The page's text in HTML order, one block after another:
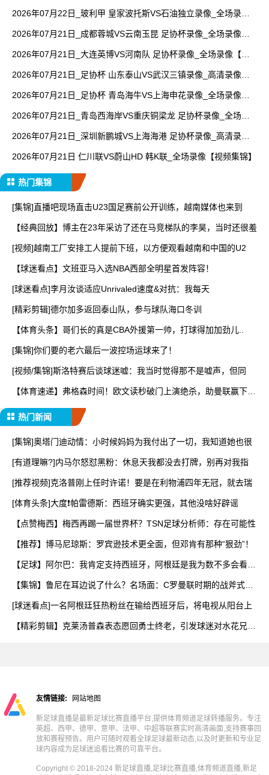
2026年07月22日_玻利甲 皇家波托斯VS石油独立录像_全场录像
2026年07月21日_成都蓉城VS云南玉昆 足协杯录像_全场录像
2026年07月21日_大连英博VS河南队 足协杯录像_全场录像【视
2026年07月21日_足协杯 山东泰山VS武汉三镇录像_高清录像
2026年07月21日_足协杯 青岛海牛VS上海申花录像_全场录像
2026年07月21日_青岛西海岸VS重庆铜梁龙 足协杯录像_全场录
2026年07月21日_深圳新鹏城VS上海海港 足协杯录像_高清录像
2026年07月21日 仁川联VS蔚山HD 韩K联_全场录像【视频集锦】
热门集锦
[集锦]直播吧现场直击U23国足赛前公开训练，越南媒体也来到
【经典回放】博主在23年采访了还在马竞梯队的李昊，当时还很羞
[视频]越南工厂安排工人提前下班，以方便观看越南和中国的U2
【球迷看点】文班亚马入选NBA西部全明星首发阵容！
[球迷看点]李月汝谈适应Unrivaled速度&对抗：我每天
[精彩剪辑]德尔加多返回泰山队，参与球队海口冬训
【体育头条】哥们长的真是CBA外援第一帅，打球得加加劲儿..
[集锦]你们要的老六最后一波控场运球来了！
[视频/集锦]斯洛特赛后谈球迷嘘：我当时觉得那不是嘘声，但同
【体育速递】弗格森时间！欧文读秒破门上演绝杀，助曼联赢下曼
热门新闻
[集锦]奥塔门迪动情：小时候妈妈为我付出了一切，我知道她也很
[有道理嘛?]内马尔怒怼黑粉：休息天我都没去打牌，别再对我指
[推荐视频]克洛普刚上任时许诺！要是在利物浦四年无冠，就去瑞
[体育头条]大度❗️帕雷德斯：西班牙确实更强，其他没啥好辟谣
【点赞梅西】梅西再踢一届世界杯？TSN足球分析师：存在可能性
【推荐】博马尼琼斯：罗宾逊技术更全面，但邓肯有那种“狠劲”！
【足球】阿尔巴：我肯定支持西班牙，阿根廷是我为数不多会看的
【集锦】鲁尼在耳边说了什么？名场面：C罗曼联时期的战斧式任
[球迷看点]一名阿根廷狂热粉丝在输给西班牙后，将电视从阳台上
【精彩剪辑】克莱汤普森表态愿回勇士终老，引发球迷对水花兄弟
友情链接: 网站地图
新足球直播是最新足球比赛直播平台,提供体育频道足球转播服务。专注
英超、西甲、德甲、意甲、法甲、中超等联赛实时高清画面,支持赛事回
放和赛程预告。用户可随时观看全球足球最新动态,以及时更新和专业足
球内容成为足球迷追看比赛的可靠平台。
Copyright © 2018-2024 新足球直播,足球比赛直播,体育频道直播,新足